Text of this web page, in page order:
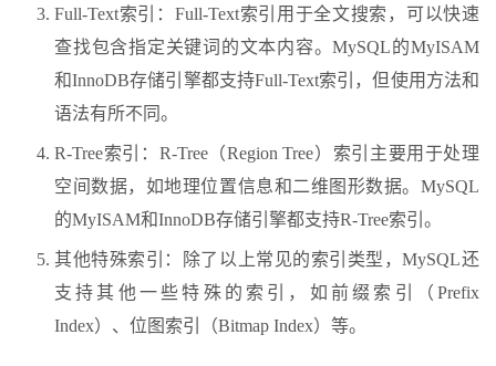
Full-Text索引：Full-Text索引用于全文搜索，可以快速
查找包含指定关键词的文本内容。MySQL的MyISAM
和InnoDB存储引擎都支持Full-Text索引，但使用方法和
语法有所不同。
R-Tree索引：R-Tree（Region Tree）索引主要用于处理
空间数据，如地理位置信息和二维图形数据。MySQL
的MyISAM和InnoDB存储引擎都支持R-Tree索引。
其他特殊索引：除了以上常见的索引类型，MySQL还
支持其他一些特殊的索引，如前缀索引（Prefix
Index）、位图索引（Bitmap Index）等。